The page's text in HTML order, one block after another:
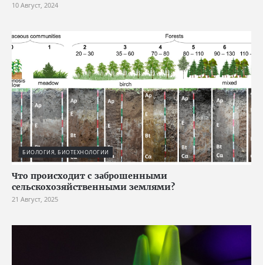
10 Август, 2024
БИОЛОГИЯ, БИОТЕХНОЛОГИИ
Что происходит с заброшенными
сельскохозяйственными землями?
21 Август, 2025